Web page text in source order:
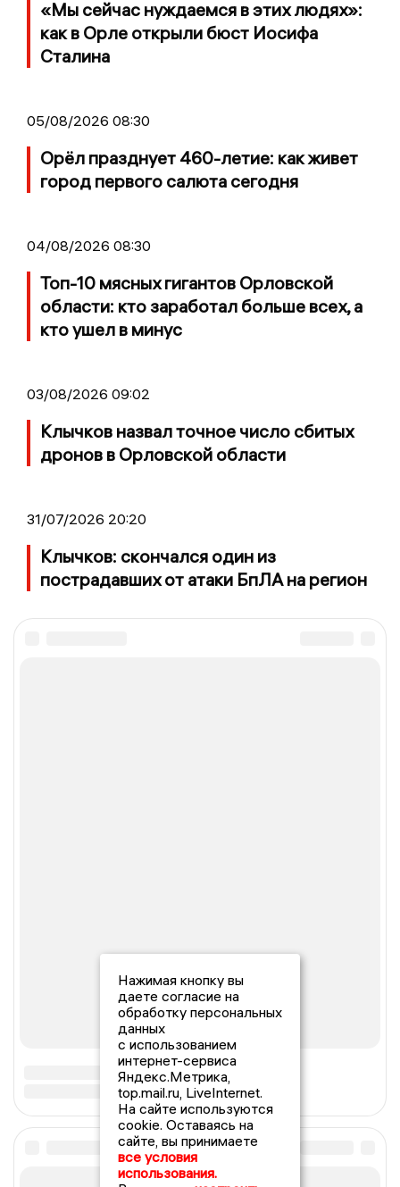
«Мы сейчас нуждаемся в этих людях»:
как в Орле открыли бюст Иосифа
Сталина
05/08/2026 08:30
Орёл празднует 460-летие: как живет
город первого салюта сегодня
04/08/2026 08:30
Топ-10 мясных гигантов Орловской
области: кто заработал больше всех, а
кто ушел в минус
03/08/2026 09:02
Клычков назвал точное число сбитых
дронов в Орловской области
31/07/2026 20:20
Клычков: скончался один из
пострадавших от атаки БпЛА на регион
Нажимая кнопку вы
даете согласие на
обработку персональных
данных
с использованием
интернет-сервиса
Яндекс.Метрика,
top.mail.ru, LiveInternet.
На сайте используются
cookie. Оставаясь на
сайте, вы принимаете
все условия
использования.